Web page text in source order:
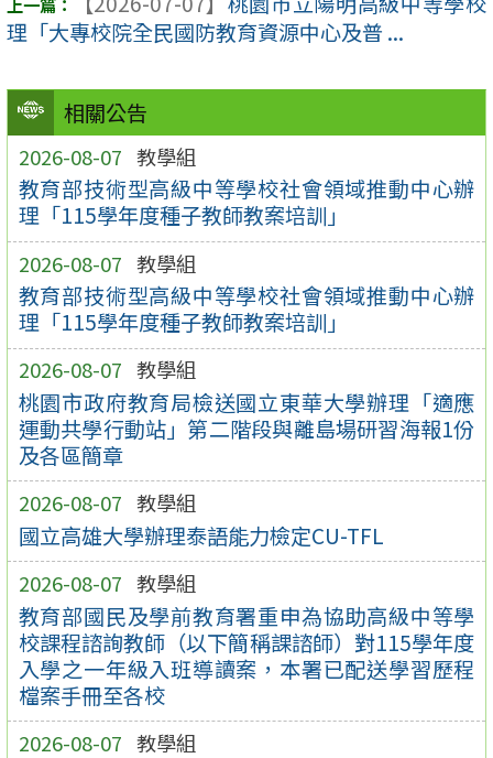
相關公告
2026-08-07 教學組
教育部技術型高級中等學校社會領域推動中心辦
理「115學年度種子教師教案培訓」
2026-08-07 教學組
教育部技術型高級中等學校社會領域推動中心辦
理「115學年度種子教師教案培訓」
2026-08-07 教學組
桃園市政府教育局檢送國立東華大學辦理「適應
運動共學行動站」第二階段與離島場研習海報1份
及各區簡章
2026-08-07 教學組
國立高雄大學辦理泰語能力檢定CU-TFL
2026-08-07 教學組
教育部國民及學前教育署重申為協助高級中等學
校課程諮詢教師（以下簡稱課諮師）對115學年度
入學之一年級入班導讀案，本署已配送學習歷程
檔案手冊至各校
2026-08-07 教學組
理「大專校院全民國防教育資源中心及普 ...